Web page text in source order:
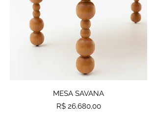
MESA SAVANA
Preço
R$ 26.680,00